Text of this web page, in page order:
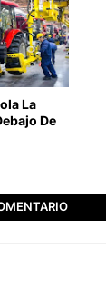
La
De